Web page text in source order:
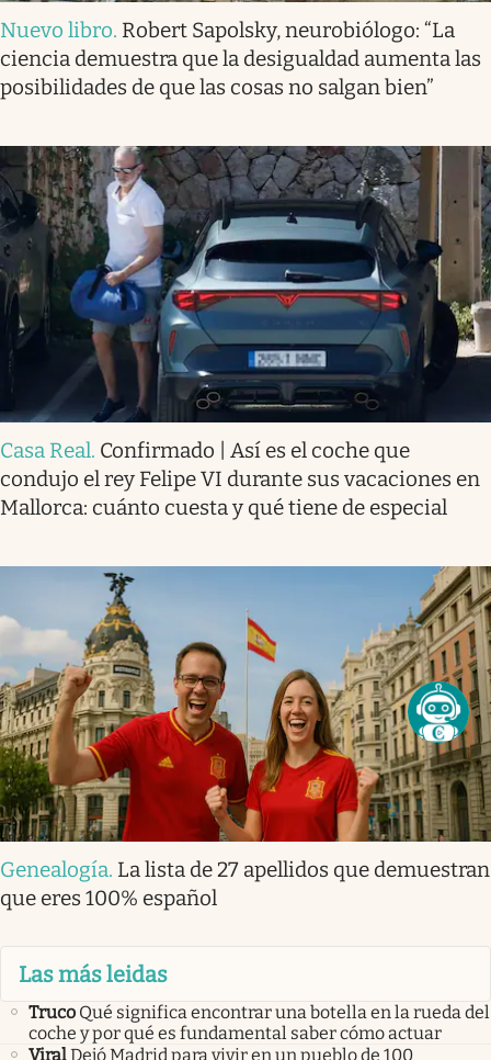
Nuevo libro. Robert Sapolsky, neurobiólogo: “La
ciencia demuestra que la desigualdad aumenta las
posibilidades de que las cosas no salgan bien”
Casa Real. Confirmado | Así es el coche que
condujo el rey Felipe VI durante sus vacaciones en
Mallorca: cuánto cuesta y qué tiene de especial
Genealogía. La lista de 27 apellidos que demuestran
que eres 100% español
Las más leidas
Truco Qué significa encontrar una botella en la rueda del
coche y por qué es fundamental saber cómo actuar
ViralDejó Madrid para vivir en un pueblo de 100